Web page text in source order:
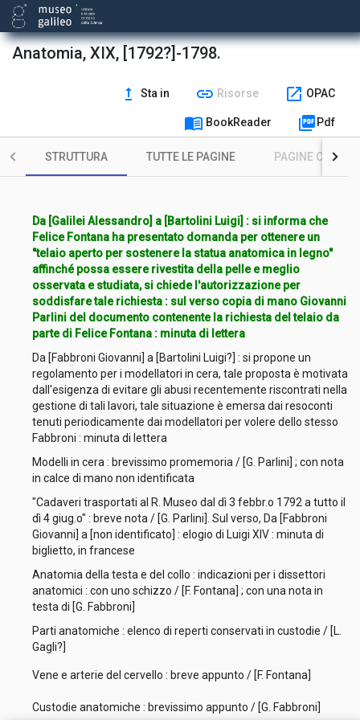
Anatomia, XIX, [1792?]-1798.
upgrade Sta in link Risorse open_in_new OPAC
menu_book BookReader picture_as_pdf Pdf
STRUTTURA TUTTE LE PAGINE PAGINE CON
Da [Galilei Alessandro] a [Bartolini Luigi] : si informa che
Felice Fontana ha presentato domanda per ottenere un
"telaio aperto per sostenere la statua anatomica in legno"
affinché possa essere rivestita della pelle e meglio
osservata e studiata, si chiede l'autorizzazione per
soddisfare tale richiesta : sul verso copia di mano Giovanni
Parlini del documento contenente la richiesta del telaio da
parte di Felice Fontana : minuta di lettera
Da [Fabbroni Giovanni] a [Bartolini Luigi?] : si propone un
regolamento per i modellatori in cera, tale proposta è motivata
dall'esigenza di evitare gli abusi recentemente riscontrati nella
gestione di tali lavori, tale situazione è emersa dai resoconti
tenuti periodicamente dai modellatori per volere dello stesso
Fabbroni : minuta di lettera
Modelli in cera : brevissimo promemoria / [G. Parlini] ; con nota
in calce di mano non identificata
"Cadaveri trasportati al R. Museo dal dì 3 febbr.o 1792 a tutto il
dì 4 giug.o" : breve nota / [G. Parlini]. Sul verso, Da [Fabbroni
Giovanni] a [non identificato] : elogio di Luigi XIV : minuta di
biglietto, in francese
Anatomia della testa e del collo : indicazioni per i dissettori
anatomici : con uno schizzo / [F. Fontana] ; con una nota in
testa di [G. Fabbroni]
Parti anatomiche : elenco di reperti conservati in custodie / [L.
Gagli?]
Vene e arterie del cervello : breve appunto / [F. Fontana]
Custodie anatomiche : brevissimo appunto / [G. Fabbroni]